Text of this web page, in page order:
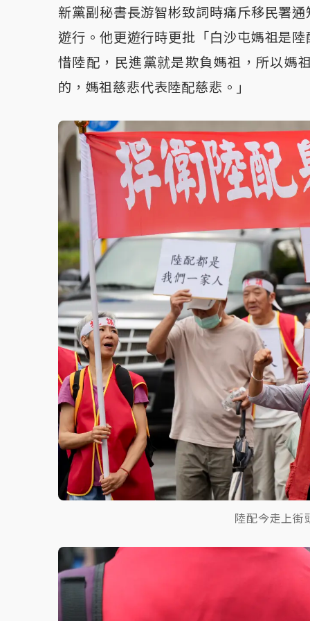
新黨副秘書長游智彬致詞時痛斥移民署
遊行。他更遊行時更批「白沙屯媽祖是
惜陸配，民進黨就是欺負媽祖，所以媽
的，媽祖慈悲代表陸配慈悲。」
陸配今走上街